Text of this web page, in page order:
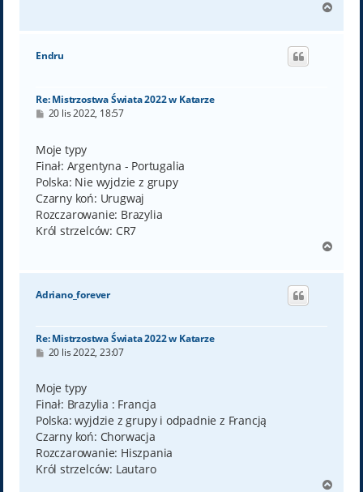
g
Endru
Re: Mistrzostwa Świata 2022 w Katarze
P
t
20 lis 2022, 18:57
Moje typy
Finał: Argentyna - Portugalia
Polska: Nie wyjdzie z grupy
Czarny koń: Urugwaj
Rozczarowanie: Brazylia
Król strzelców: CR7
g
Adriano_forever
Re: Mistrzostwa Świata 2022 w Katarze
P
t
20 lis 2022, 23:07
Moje typy
Finał: Brazylia : Francja
Polska: wyjdzie z grupy i odpadnie z Francją
Czarny koń: Chorwacja
Rozczarowanie: Hiszpania
Król strzelców: Lautaro